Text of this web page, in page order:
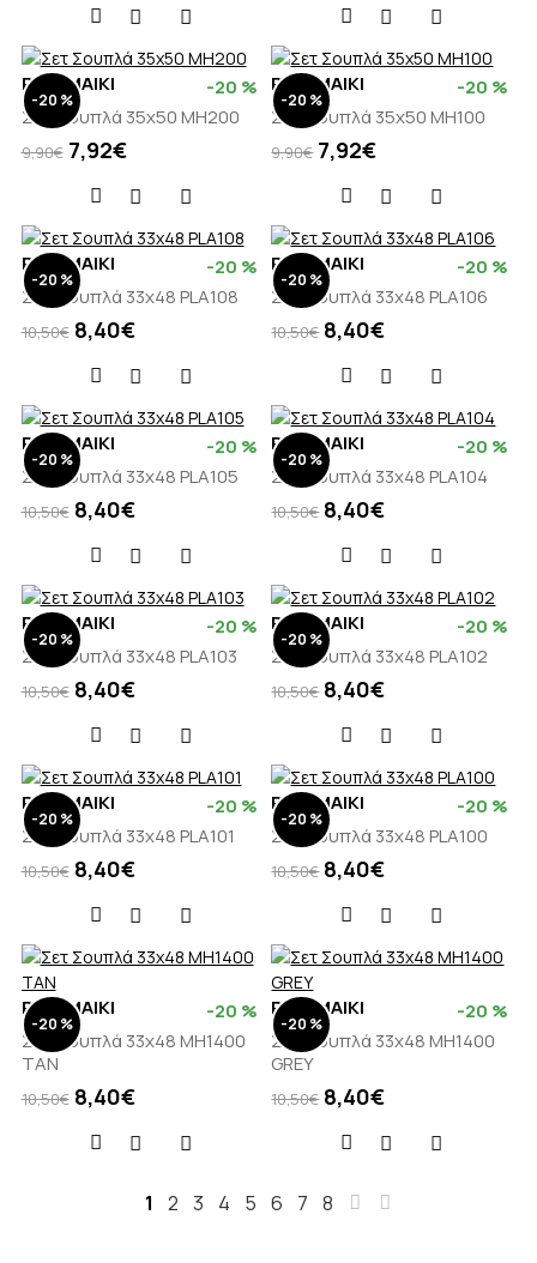
-20 %
-20 %
PALAMAIKI
Σετ Σουπλά 35x50 MH200
9,90€ 7,92€
-20 %
-20 %
PALAMAIKI
Σετ Σουπλά 35x50 MH100
9,90€ 7,92€
-20 %
-20 %
PALAMAIKI
Σετ Σουπλά 33x48 PLA108
10,50€ 8,40€
-20 %
-20 %
PALAMAIKI
Σετ Σουπλά 33x48 PLA106
10,50€ 8,40€
-20 %
-20 %
PALAMAIKI
Σετ Σουπλά 33x48 PLA105
10,50€ 8,40€
-20 %
-20 %
PALAMAIKI
Σετ Σουπλά 33x48 PLA104
10,50€ 8,40€
-20 %
-20 %
PALAMAIKI
Σετ Σουπλά 33x48 PLA103
10,50€ 8,40€
-20 %
-20 %
PALAMAIKI
Σετ Σουπλά 33x48 PLA102
10,50€ 8,40€
-20 %
-20 %
PALAMAIKI
Σετ Σουπλά 33x48 PLA101
10,50€ 8,40€
-20 %
-20 %
PALAMAIKI
Σετ Σουπλά 33x48 PLA100
10,50€ 8,40€
-20 %
-20 %
PALAMAIKI
Σετ Σουπλά 33x48 MH1400
TAN
10,50€ 8,40€
-20 %
-20 %
PALAMAIKI
Σετ Σουπλά 33x48 MH1400
GREY
10,50€ 8,40€
1 2 3 4 5 6 7 8